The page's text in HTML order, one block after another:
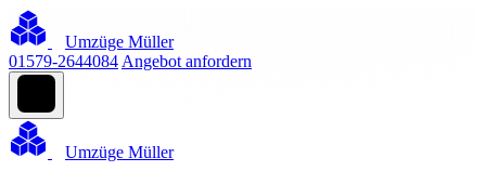
Umzüge Müller
01579-2644084 Angebot anfordern
Umzüge Müller